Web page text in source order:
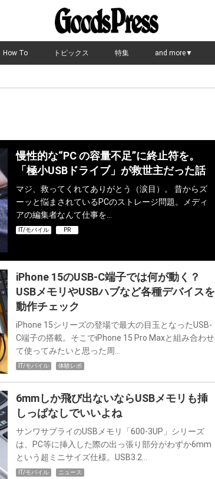
How To トピックス 特集 and more▼
慢性的な“PC の容量不足”に終止符を。
「極小USBドライブ」が救世主だった話
マジ、救ってくれてありがとう（涙目）。 昔からズ
ーッと悩まされているPCのストレージ問題。メディ
アの編集者なんて仕事を…
IT/モバイル PR
iPhone 15のUSB-C端子では何が動く？
USBメモリやUSBハブなど各種デバイスを
動作チェック
iPhone 15シリーズの登場で最大の目玉となったUSB-
C端子の搭載。そこでiPhone 15 Pro Maxと組み合わせ
て使ってみたいと思った周…
IT/モバイル 体験レポ
6mmしか飛び出ないならUSBメモリも挿
しっぱなしでいいよね
サンワサプライのUSBメモリ「600-3UP」シリーズ
は、PC等に挿入した際の出っ張り部分がわずか6mm
という超ミニサイズ仕様。USB3.2…
IT/モバイル ニュース